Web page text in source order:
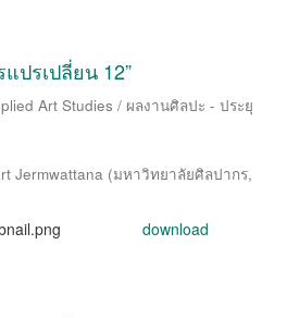
ปรเปลี่ยน 12”
Art Studies / ผลงานศิลปะ - ประยุ
Jermwattana (มหาวิทยาลัยศิลปากร,
download